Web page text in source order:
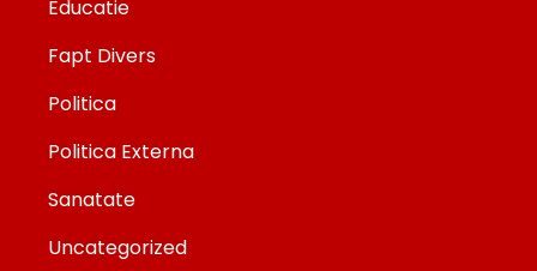
Educatie
Fapt Divers
Politica
Politica Externa
Sanatate
Uncategorized